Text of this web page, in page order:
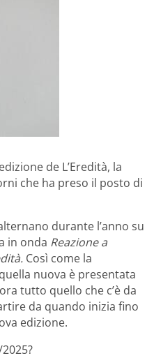
de L’Eredità, la
che ha preso il posto di
durante l’anno su
in onda Reazione a
Così come la
nuova è presentata
tutto quello che c’è da
da quando inizia fino
edizione.